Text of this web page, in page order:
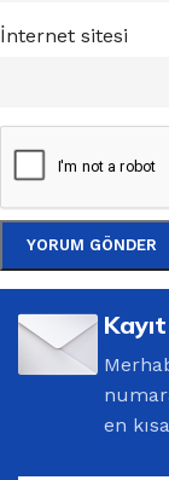
İnternet sitesi
en